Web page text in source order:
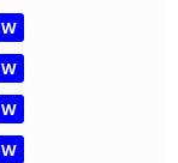
W
W
W
W